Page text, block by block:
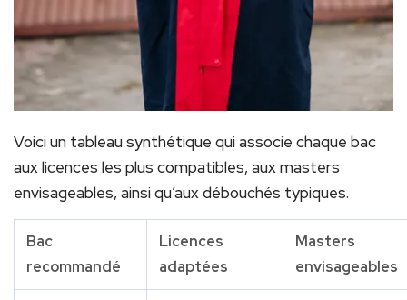
Voici un tableau synthétique qui associe chaque bac
aux licences les plus compatibles, aux masters
envisageables, ainsi qu’aux débouchés typiques.
Bac
recommandé
Licences
adaptées
Masters
envisageables